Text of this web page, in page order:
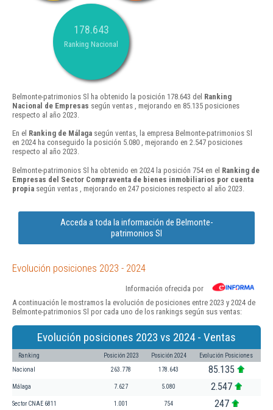
178.643
Ranking Nacional
Belmonte-patrimonios Sl ha obtenido la posición 178.643 del Ranking
Nacional de Empresas según ventas , mejorando en 85.135 posiciones
respecto al año 2023.
En el Ranking de Málaga según ventas, la empresa Belmonte-patrimonios Sl
en 2024 ha conseguido la posición 5.080 , mejorando en 2.547 posiciones
respecto al año 2023.
Belmonte-patrimonios Sl ha obtenido en 2024 la posición 754 en el Ranking de
Empresas del Sector Compraventa de bienes inmobiliarios por cuenta
propia según ventas , mejorando en 247 posiciones respecto al año 2023.
Acceda a toda la información de Belmonte-
patrimonios Sl
Evolución posiciones 2023 - 2024
Información ofrecida por
A continuación le mostramos la evolución de posiciones entre 2023 y 2024 de
Belmonte-patrimonios Sl por cada uno de los rankings según sus ventas:
Evolución posiciones 2023 vs 2024 - Ventas
Ranking Posición 2023 Posición 2024 Evolución Posiciones
Nacional 263.778 178.643 85.135
Málaga 7.627 5.080 2.547
Sector CNAE 6811 1.001 754 247